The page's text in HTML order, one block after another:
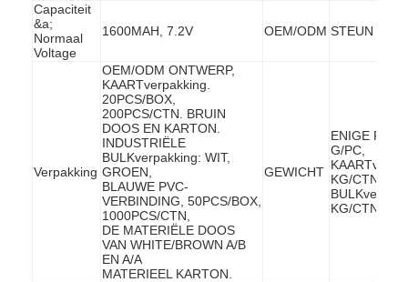
Capaciteit
&a;
Normaal
Voltage
1600MAH, 7.2V OEM/ODM STEUN
Verpakking
OEM/ODM ONTWERP,
KAARTverpakking.
20PCS/BOX,
200PCS/CTN. BRUIN
DOOS EN KARTON.
INDUSTRIËLE
BULKverpakking: WIT,
GROEN,
BLAUWE PVC-
VERBINDING, 50PCS/BOX,
1000PCS/CTN,
DE MATERIËLE DOOS
VAN WHITE/BROWN A/B
EN A/A
MATERIEEL KARTON.
GEWICHT
ENIGE PC:
G/PC,
KG/CTN
KG/CTN